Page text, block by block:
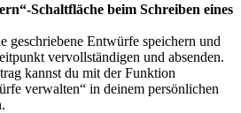
Schaltfläche beim Schreiben eines
geschriebene Entwürfe speichern und
vervollständigen und absenden.
kannst du mit der Funktion
verwalten“ in deinem persönlichen